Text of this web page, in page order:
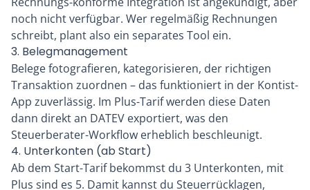
noch nicht verfügbar. Wer regelmäßig Rechnungen
schreibt, plant also ein separates Tool ein.
3. Belegmanagement
Belege fotografieren, kategorisieren, der richtigen
Transaktion zuordnen – das funktioniert in der Kontist-
App zuverlässig. Im Plus-Tarif werden diese Daten
dann direkt an DATEV exportiert, was den
Steuerberater-Workflow erheblich beschleunigt.
4. Unterkonten (ab Start)
Ab dem Start-Tarif bekommst du 3 Unterkonten, mit
Plus sind es 5. Damit kannst du Steuerrücklagen,